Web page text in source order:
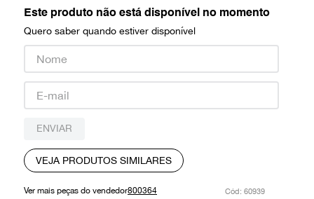
Este produto não está disponível no momento
Quero saber quando estiver disponível
ENVIAR
VEJA PRODUTOS SIMILARES
Ver mais peças do vendedor800364 : 60939
valentino
vestido
paula raia
burberry
prada
louis vuitton